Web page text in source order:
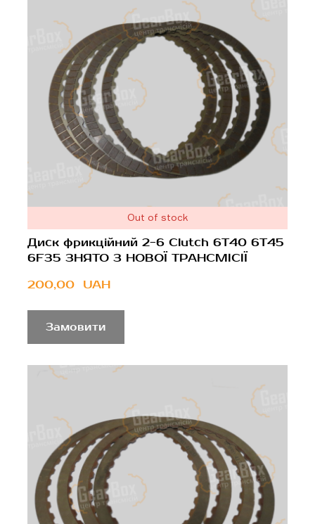
Out of stock
Диск фрикційний 2-6 Clutch 6T40 6T45
6F35 ЗНЯТО З НОВОЇ ТРАНСМІСІЇ
200,00  UAH
Замовити